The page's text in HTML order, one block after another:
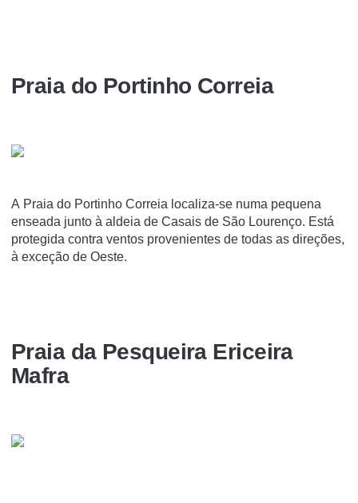
Praia do Portinho Correia
A Praia do Portinho Correia localiza-se numa pequena
enseada junto à aldeia de Casais de São Lourenço. Está
protegida contra ventos provenientes de todas as direções,
à exceção de Oeste.
Praia da Pesqueira Ericeira
Mafra